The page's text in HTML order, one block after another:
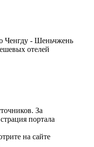
Ченгду - Шеньчжень
отелей
За
портала
на сайте